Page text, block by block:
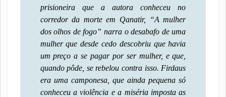
prisioneira que a autora conheceu no
corredor da morte em Qanatir, “A mulher
dos olhos de fogo” narra o desabafo de uma
mulher que desde cedo descobriu que havia
um preço a se pagar por ser mulher, e que,
quando pôde, se rebelou contra isso. Firdaus
era uma camponesa, que ainda pequena só
conheceu a violência e a miséria imposta as